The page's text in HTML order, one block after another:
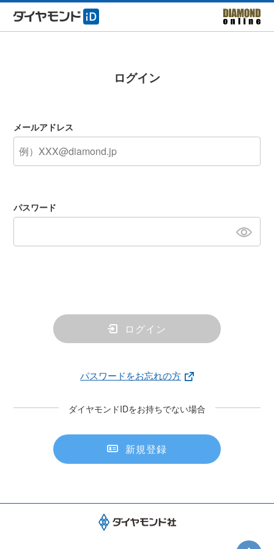
ログイン
メールアドレス
パスワード
ログイン
パスワードをお忘れの方
ダイヤモンドIDをお持ちでない場合
新規登録